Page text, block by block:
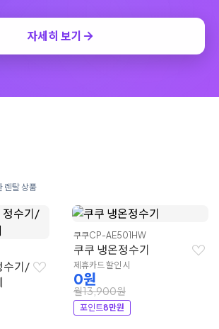
자세히 보기
렌탈 상품
수기/
쿠쿠CP-AE501HW
쿠쿠 냉온정수기
제휴카드 할인 시
0원
월13,900원
포인트8만원